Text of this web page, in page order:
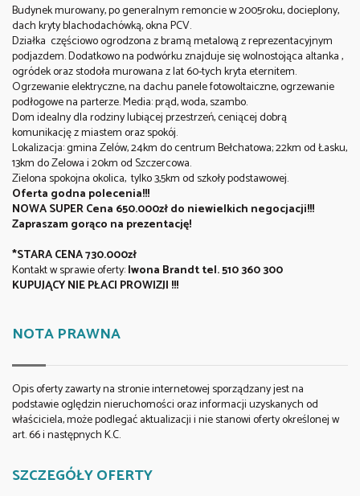
Budynek murowany, po generalnym remoncie w 2005roku, docieplony,
dach kryty blachodachówką, okna PCV.
Działka częściowo ogrodzona z bramą metalową z reprezentacyjnym
podjazdem. Dodatkowo na podwórku znajduje się wolnostojąca altanka ,
ogródek oraz stodoła murowana z lat 60-tych kryta eternitem.
Ogrzewanie elektryczne, na dachu panele fotowoltaiczne, ogrzewanie
podłogowe na parterze. Media: prąd, woda, szambo.
Dom idealny dla rodziny lubiącej przestrzeń, ceniącej dobrą
komunikację z miastem oraz spokój.
Lokalizacja: gmina Zelów, 24km do centrum Bełchatowa; 22km od Łasku,
13km do Zelowa i 20km od Szczercowa.
Zielona spokojna okolica, tylko 3,5km od szkoły podstawowej.
Oferta godna polecenia!!!
NOWA SUPER Cena 650.000zł do niewielkich negocjacji!!!
Zapraszam gorąco na prezentację!
*STARA CENA 730.000zł
Kontakt w sprawie oferty:Iwona Brandt tel. 510 360 300
KUPUJĄCY NIE PŁACI PROWIZJI !!!
NOTA PRAWNA
Opis oferty zawarty na stronie internetowej sporządzany jest na
podstawie oględzin nieruchomości oraz informacji uzyskanych od
właściciela, może podlegać aktualizacji i nie stanowi oferty określonej w
art. 66 i następnych K.C.
SZCZEGÓŁY OFERTY